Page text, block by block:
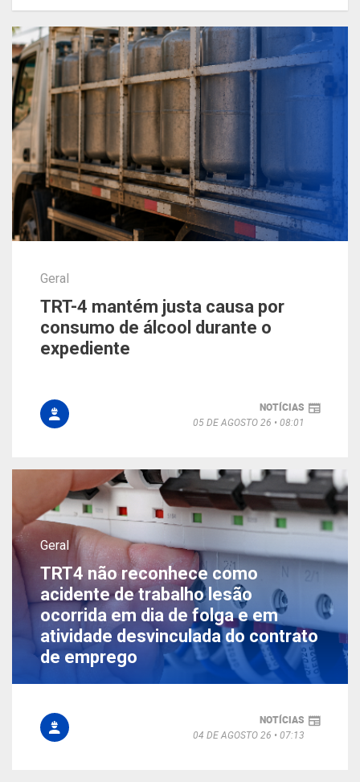
Geral
TRT-4 mantém justa causa por
consumo de álcool durante o
expediente
NOTÍCIAS
05 DE AGOSTO 26
08:01
Geral
TRT4 não reconhece como
acidente de trabalho lesão
ocorrida em dia de folga e em
atividade desvinculada do contrato
de emprego
NOTÍCIAS
04 DE AGOSTO 26
07:13